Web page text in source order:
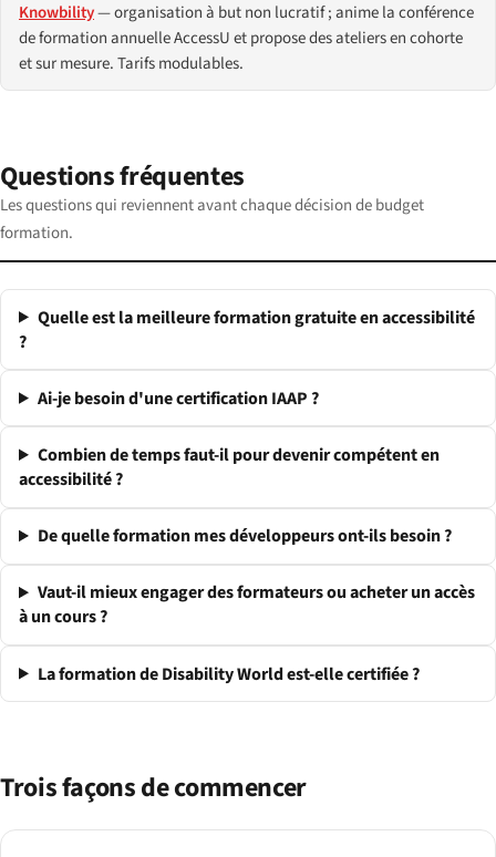
Knowbility— organisation à but non lucratif ; anime la conférence
de formation annuelle AccessU et propose des ateliers en cohorte
et sur mesure. Tarifs modulables.
Questions fréquentes
Les questions qui reviennent avant chaque décision de budget
formation.
Quelle est la meilleure formation gratuite en accessibilité
?
Ai-je besoin d'une certification IAAP ?
Combien de temps faut-il pour devenir compétent en
accessibilité ?
De quelle formation mes développeurs ont-ils besoin ?
Vaut-il mieux engager des formateurs ou acheter un accès
à un cours ?
La formation de Disability World est-elle certifiée ?
Trois façons de commencer